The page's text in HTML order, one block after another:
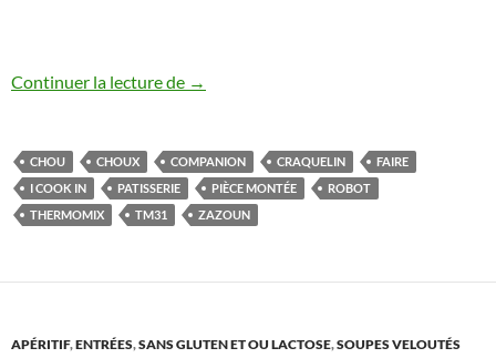
Continuer la lecture de Faire du craquelin au Thermomix ou
→
CHOU CHOUX COMPANION CRAQUELIN
FAIRE
I COOK IN
PATISSERIE PIÈCE MONTÉE
ROBOT
THERMOMIX
TM31 ZAZOUN
APÉRITIF,ENTRÉES,SANS GLUTEN ET OU LACTOSE,SOUPES VELOUTÉS